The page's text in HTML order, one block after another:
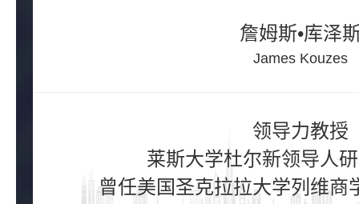
詹姆斯•库泽
James Kouzes
领导力教授
莱斯大学杜尔新领导人